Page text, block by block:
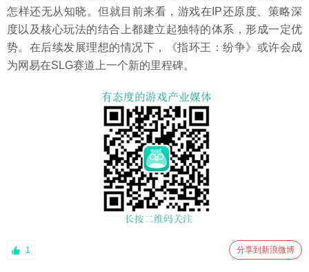
怎样还无从知晓。但就目前来看，游戏在IP还原度、策略深
度以及核心玩法的结合上都建立起独特的体系，形成一定优
势。在后续发展理想的情况下，《指环王：纷争》或许会成
为网易在SLG赛道上一个新的里程碑。
1 分享到新浪微博